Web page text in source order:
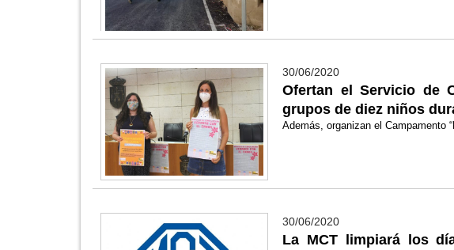
30/06/2020
Ofertan el Servicio de
grupos de diez niños
Además, organizan el Campamento
30/06/2020
La MCT limpiará los